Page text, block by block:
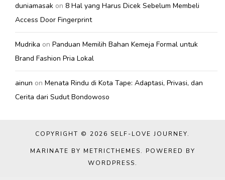
duniamasak on 8 Hal yang Harus Dicek Sebelum Membeli
Access Door Fingerprint
Mudrika on Panduan Memilih Bahan Kemeja Formal untuk
Brand Fashion Pria Lokal
ainun on Menata Rindu di Kota Tape: Adaptasi, Privasi, dan
Cerita dari Sudut Bondowoso
COPYRIGHT © 2026 SELF-LOVE JOURNEY.
MARINATE BY METRICTHEMES. POWERED BY
WORDPRESS.